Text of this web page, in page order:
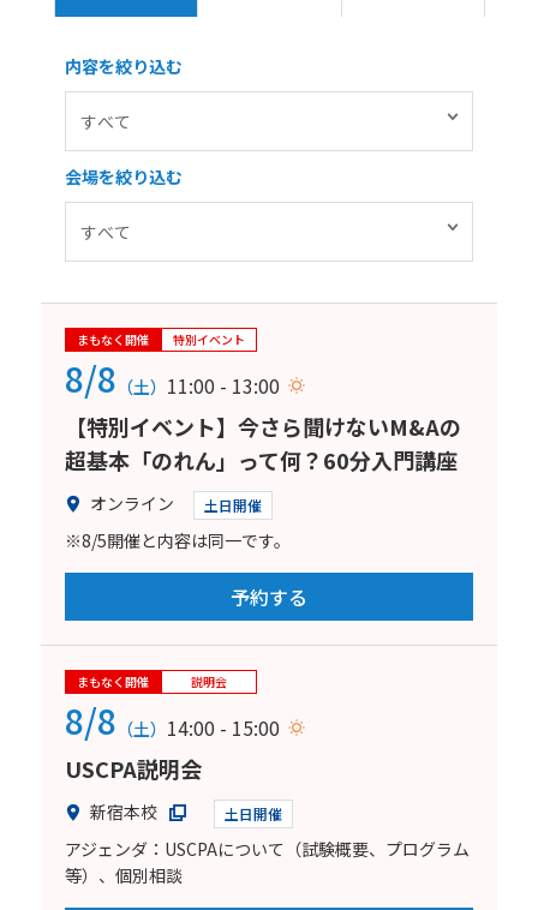
内容を絞り込む
会場を絞り込む
まもなく開催 特別イベント
8/8 （土） 11:00 - 13:00
【特別イベント】今さら聞けないM&Aの
超基本「のれん」って何？60分入門講座
オンライン 土日開催
※8/5開催と内容は同一です。
予約する
まもなく開催 説明会
8/8 （土） 14:00 - 15:00
USCPA説明会
新宿本校 土日開催
アジェンダ：USCPAについて（試験概要、プログラム
等）、個別相談